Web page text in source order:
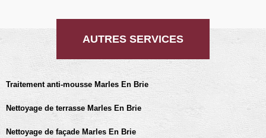
AUTRES SERVICES
Traitement anti-mousse Marles En Brie
Nettoyage de terrasse Marles En Brie
Nettoyage de façade Marles En Brie